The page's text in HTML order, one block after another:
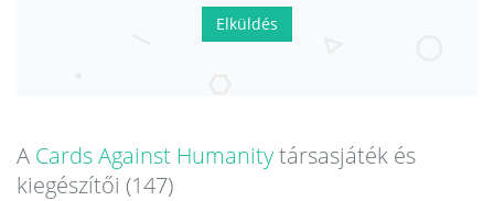
Elküldés
A Cards Against Humanitytársasjáték és
kiegészítői (147)